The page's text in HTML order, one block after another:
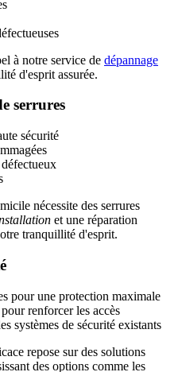
à notre service de dépannage
d'esprit assurée.
serrures
sécurité
nécessite des serrures
et une réparation
tranquillité d'esprit.
pour une protection maximale
renforcer les accès
systèmes de sécurité existants
repose sur des solutions
des options comme les